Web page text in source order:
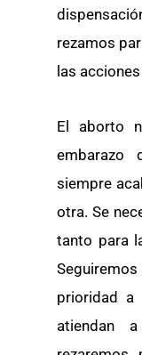
rezamos
las
El aborto
siempre
otra. Se
tanto para
prioridad a
atiendan